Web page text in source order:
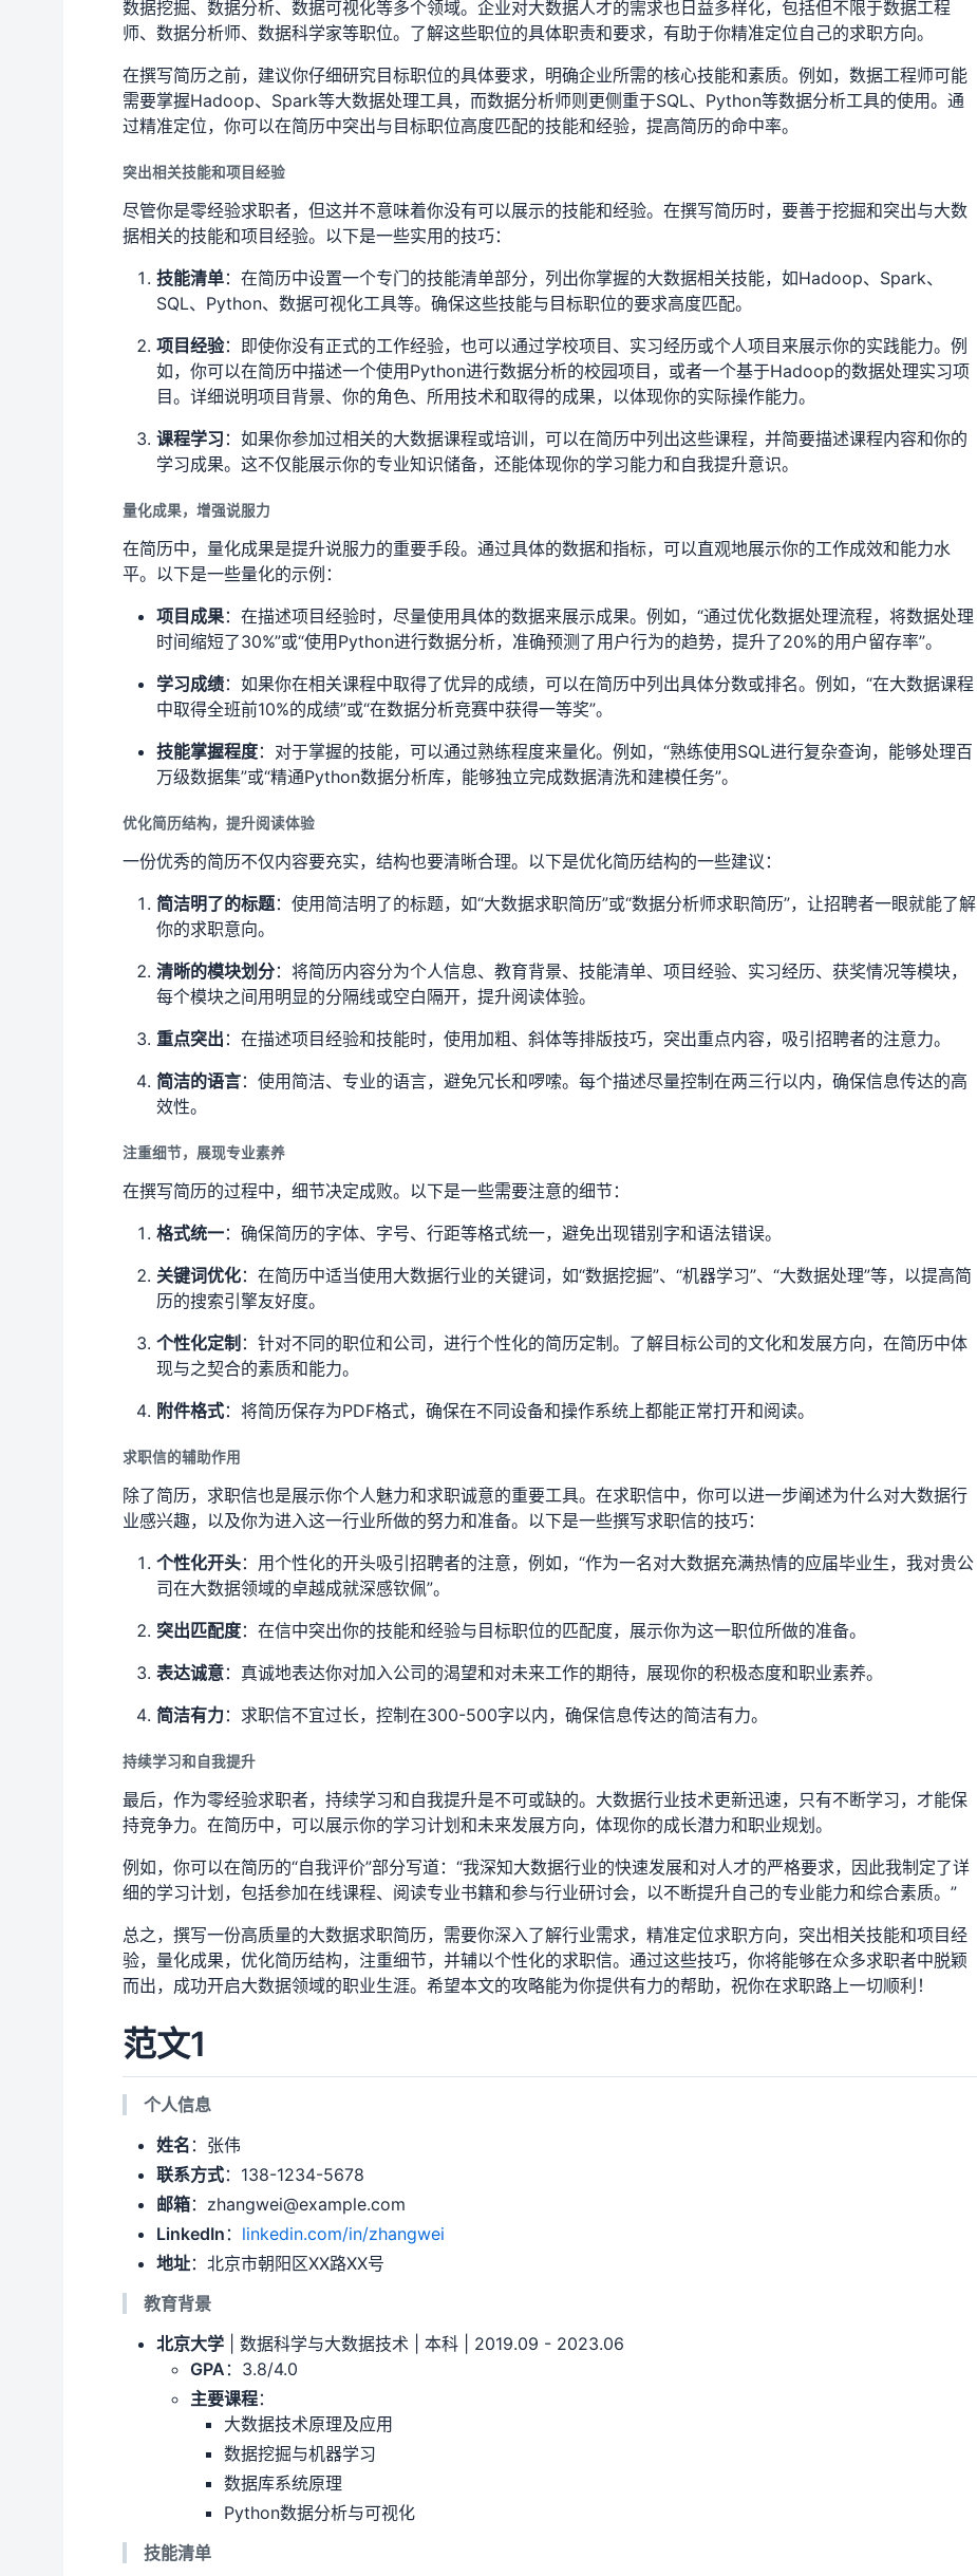
数据挖掘、数据分析、数据可视化等多个领域。企业对大数据人才的需求也日益多样化，包括但不限于数据工程
师、数据分析师、数据科学家等职位。了解这些职位的具体职责和要求，有助于你精准定位自己的求职方向。
在撰写简历之前，建议你仔细研究目标职位的具体要求，明确企业所需的核心技能和素质。例如，数据工程师可能
需要掌握Hadoop、Spark等大数据处理工具，而数据分析师则更侧重于SQL、Python等数据分析工具的使用。通
过精准定位，你可以在简历中突出与目标职位高度匹配的技能和经验，提高简历的命中率。
突出相关技能和项目经验
尽管你是零经验求职者，但这并不意味着你没有可以展示的技能和经验。在撰写简历时，要善于挖掘和突出与大数
据相关的技能和项目经验。以下是一些实用的技巧：
技能清单：在简历中设置一个专门的技能清单部分，列出你掌握的大数据相关技能，如Hadoop、Spark、
SQL、Python、数据可视化工具等。确保这些技能与目标职位的要求高度匹配。
项目经验：即使你没有正式的工作经验，也可以通过学校项目、实习经历或个人项目来展示你的实践能力。例
如，你可以在简历中描述一个使用Python进行数据分析的校园项目，或者一个基于Hadoop的数据处理实习项
目。详细说明项目背景、你的角色、所用技术和取得的成果，以体现你的实际操作能力。
课程学习 ：如果你参加过相关的大数据课程或培训，可以在简历中列出这些课程，并简要描述课程内容和你的
学习成果。这不仅能展示你的专业知识储备，还能体现你的学习能力和自我提升意识。
量化成果，增强说服力
在简历中，量化成果是提升说服力的重要手段。通过具体的数据和指标，可以直观地展示你的工作成效和能力水
平。以下是一些量化的示例：
项目成果：在描述项目经验时，尽量使用具体的数据来展示成果。例如，“通过优化数据处理流程，将数据处理
时间缩短了30%”或“使用Python进行数据分析，准确预测了用户行为的趋势，提升了20%的用户留存率”。
学习成绩：如果你在相关课程中取得了优异的成绩，可以在简历中列出具体分数或排名。例如，“在大数据课程
中取得全班前10%的成绩”或“在数据分析竞赛中获得一等奖”。
技能掌握程度：对于掌握的技能，可以通过熟练程度来量化。例如，“熟练使用SQL进行复杂查询，能够处理百
万级数据集”或“精通Python数据分析库，能够独立完成数据清洗和建模任务”。
优化简历结构，提升阅读体验
一份优秀的简历不仅内容要充实，结构也要清晰合理。以下是优化简历结构的一些建议：
简洁明了的标题：使用简洁明了的标题，如“大数据求职简历”或“数据分析师求职简历”，让招聘者一眼就能了解
你的求职意向。
清晰的模块划分：将简历内容分为个人信息、教育背景、技能清单、项目经验、实习经历、获奖情况等模块，
每个模块之间用明显的分隔线或空白隔开，提升阅读体验。
重点突出 ：在描述项目经验和技能时，使用加粗、斜体等排版技巧，突出重点内容，吸引招聘者的注意力。
简洁的语言：使用简洁、专业的语言，避免冗长和啰嗦。每个描述尽量控制在两三行以内，确保信息传达的高
效性。
注重细节，展现专业素养
在撰写简历的过程中，细节决定成败。以下是一些需要注意的细节：
格式统一：确保简历的字体、字号、行距等格式统一，避免出现错别字和语法错误。
关键词优化：在简历中适当使用大数据行业的关键词，如“数据挖掘”、“机器学习”、“大数据处理”等，以提高简
历的搜索引擎友好度。
个性化定制 ：针对不同的职位和公司，进行个性化的简历定制。了解目标公司的文化和发展方向，在简历中体
现与之契合的素质和能力。
附件格式：将简历保存为PDF格式，确保在不同设备和操作系统上都能正常打开和阅读。
求职信的辅助作用
除了简历，求职信也是展示你个人魅力和求职诚意的重要工具。在求职信中，你可以进一步阐述为什么对大数据行
业感兴趣，以及你为进入这一行业所做的努力和准备。以下是一些撰写求职信的技巧：
个性化开头：用个性化的开头吸引招聘者的注意，例如，“作为一名对大数据充满热情的应届毕业生，我对贵公
司在大数据领域的卓越成就深感钦佩”。
突出匹配度：在信中突出你的技能和经验与目标职位的匹配度，展示你为这一职位所做的准备。
表达诚意：真诚地表达你对加入公司的渴望和对未来工作的期待，展现你的积极态度和职业素养。
简洁有力：求职信不宜过长，控制在300-500字以内，确保信息传达的简洁有力。
持续学习和自我提升
最后，作为零经验求职者，持续学习和自我提升是不可或缺的。大数据行业技术更新迅速，只有不断学习，才能保
持竞争力。在简历中，可以展示你的学习计划和未来发展方向，体现你的成长潜力和职业规划。
例如，你可以在简历的“自我评价”部分写道：“我深知大数据行业的快速发展和对人才的严格要求，因此我制定了详
细的学习计划，包括参加在线课程、阅读专业书籍和参与行业研讨会，以不断提升自己的专业能力和综合素质。”
总之，撰写一份高质量的大数据求职简历，需要你深入了解行业需求，精准定位求职方向，突出相关技能和项目经
验，量化成果，优化简历结构，注重细节，并辅以个性化的求职信。通过这些技巧，你将能够在众多求职者中脱颖
而出，成功开启大数据领域的职业生涯。希望本文的攻略能为你提供有力的帮助，祝你在求职路上一切顺利！
范文1
个人信息
姓名 ：张伟
联系方式：138-1234-5678
邮箱：zhangwei@example.com
LinkedIn ： linkedin.com/in/zhangwei
地址：北京市朝阳区XX路XX号
教育背景
北京大学 | 数据科学与大数据技术 | 本科 | 2019.09 - 2023.06
GPA ：3.8/4.0
主要课程：
大数据技术原理及应用
数据挖掘与机器学习
数据库系统原理
Python数据分析与可视化
技能清单